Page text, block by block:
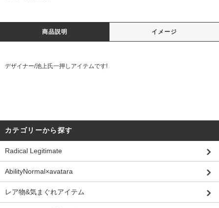
商品説明 イメージ
デザイナー/池上氏一押しアイテムです!
カテゴリーから探す
Radical Legitimate
AbilityNormal×avatara
レア物&気まぐれアイテム